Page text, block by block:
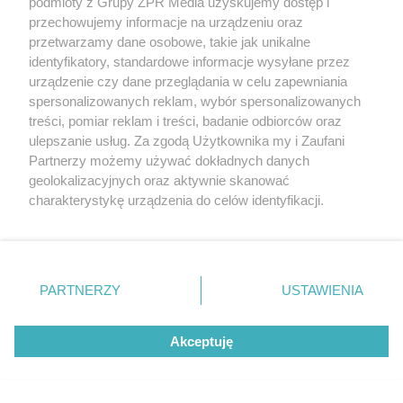
Badanie pokazuje, jak Polacy
naprawdę jedzą warzywa i owoce
WSPÓŁPRACUJĄ Z NAMI:
Serwis PoradnikZdrowie.pl ma charakter edukacyjny, nie stanowi i
przechowujemy informacje na urządzeniu oraz
przetwarzamy dane osobowe, takie jak unikalne
identyfikatory, standardowe informacje wysyłane przez
urządzenie czy dane przeglądania w celu zapewniania
spersonalizowanych reklam, wybór spersonalizowanych
treści, pomiar reklam i treści, badanie odbiorców oraz
ulepszanie usług. Za zgodą Użytkownika my i Zaufani
Partnerzy możemy używać dokładnych danych
geolokalizacyjnych oraz aktywnie skanować
charakterystykę urządzenia do celów identyfikacji.
zmienić/wycofać klikając przycisk ustawień prywatności
znajdujący się w lewym dolnym rogu strony
rodzaje przetwarzania danych nie wymagają zgody
użytkownika, ale masz prawo sprzeciwić się takiemu
przetwarzaniu. Preferencje będą miały zastosowanie tylko
PARTNERZY USTAWIENIA
Akceptuję